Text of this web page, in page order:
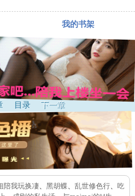
我的书架
目录 下一章
陪我玩换凄 黑胡蝶 乱世修色行
吃